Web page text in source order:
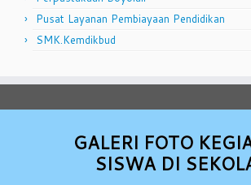
Pusat Layanan Pembiayaan Pendidikan
SMK.Kemdikbud
GALERI FOTO
SISWA DI